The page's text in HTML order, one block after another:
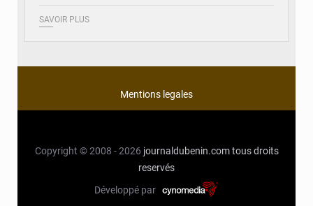
SAVOIR PLUS
Mentions legales
Copyright © 2008 - 2026 journaldubenin.com tous droits
reservés
Développé par